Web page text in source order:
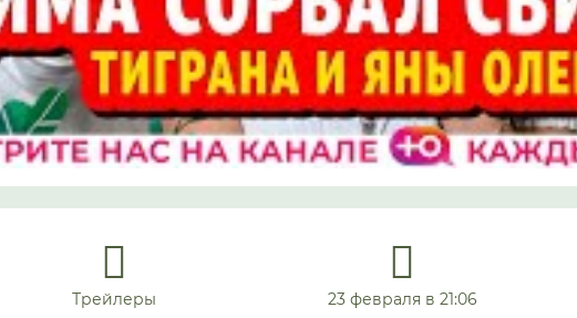
Трейлеры 23 февраля в 21:06